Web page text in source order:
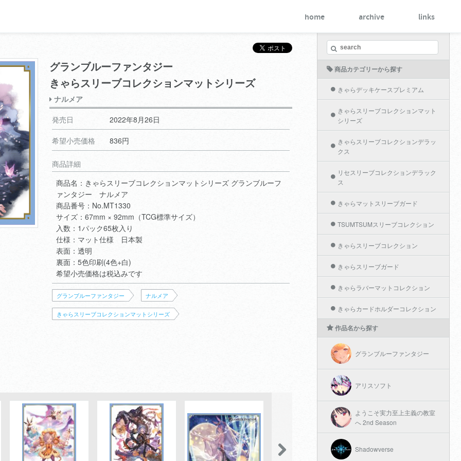
home archive links
グランブルーファンタジー
きゃらスリーブコレクションマットシリーズ
ナルメア
発売日
2022年8月26日
希望小売価格 836円
商品詳細
商品名：きゃらスリーブコレクションマットシリーズ グランブルーフ
ァンタジー ナルメア
商品番号：No.MT1330
サイズ：67mm × 92mm（TCG標準サイズ）
入数：1パック65枚入り
仕様：マット仕様 日本製
表面：透明
裏面：5色印刷(4色+白)
希望小売価格は税込みです
グランブルーファンタジー ナルメア
きゃらスリーブコレクションマットシリーズ
商品カテゴリーから探す
きゃらデッキケースプレミアム
きゃらスリーブコレクションマット
シリーズ
きゃらスリーブコレクションデラッ
クス
リセスリーブコレクションデラック
ス
きゃらマットスリーブガード
TSUMTSUMスリーブコレクション
きゃらスリーブコレクション
きゃらスリーブガード
きゃらラバーマットコレクション
きゃらカードホルダーコレクション
作品名から探す
グランブルーファンタジー
アリスソフト
ようこそ実力至上主義の教室
へ 2nd Season
Shadowverse